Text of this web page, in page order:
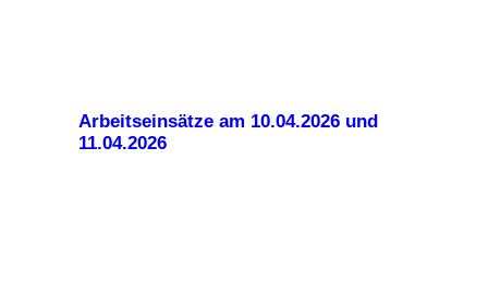
Arbeitseinsätze am 10.04.2026 und
11.04.2026